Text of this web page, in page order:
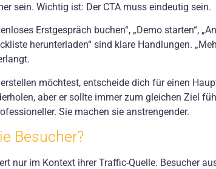
sein. Wichtig ist: Der CTA muss eindeutig sein.
Erstgespräch buchen“, „Demo starten“,
herunterladen“ sind klare Handlungen.
möchtest, entscheide dich für einen
aber er sollte immer zum gleichen Ziel
Sie machen sie anstrengender.
Besucher?
nur im Kontext ihrer Traffic-Quelle. Besucher